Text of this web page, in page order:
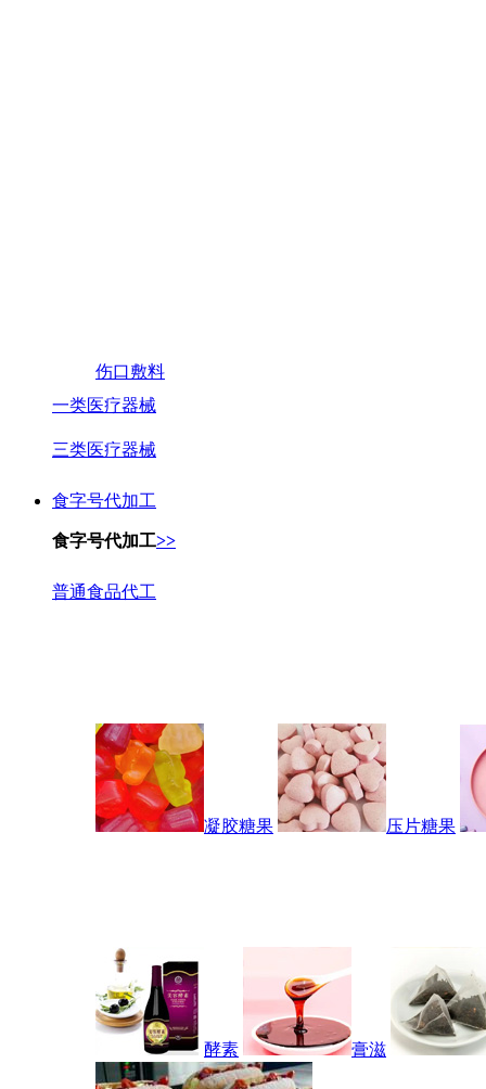
伤口敷料
一类医疗器械
三类医疗器械
食字号代加工
食字号代加工>>
普通食品代工
凝胶糖果 压片糖果
酵素 膏滋